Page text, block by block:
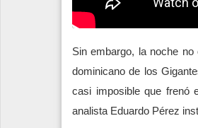
Sin embargo, la noche
dominicano de los
casi imposible que frenó
analista Eduardo Pérez